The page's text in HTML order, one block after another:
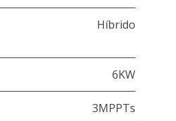
Híbrido
6KW
3MPPTs